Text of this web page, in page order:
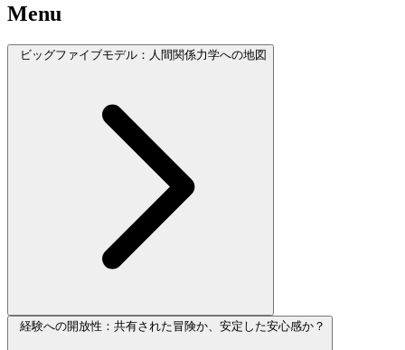
Menu
ビッグファイブモデル：人間関係力学への地図
経験への開放性：共有された冒険か、安定した安心感か？